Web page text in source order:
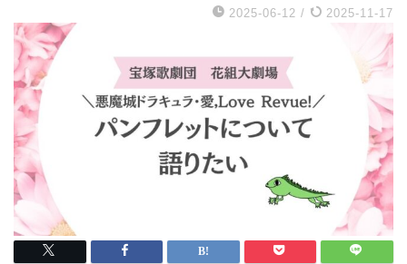
2025-06-12 / 2025-11-17